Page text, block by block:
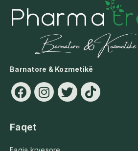
Barnatore & Kozmetikë
Faqet